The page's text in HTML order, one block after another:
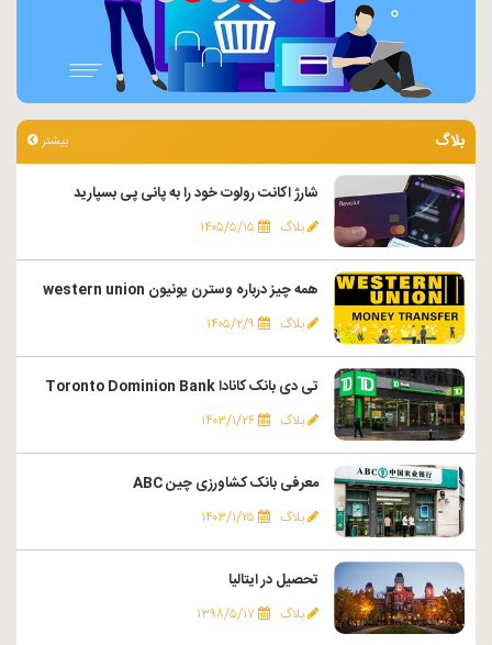
بلاگ بیشتر
شارژ اکانت رولوت خود را به پانی پی بسپارید
بلاگ ۱۴۰۵/۵/۱۵
همه چیز درباره وسترن یونیون western union
بلاگ ۱۴۰۵/۲/۹
تی دی بانک کانادا Toronto Dominion Bank
بلاگ ۱۴۰۳/۱/۲۶
معرفی بانک کشاورزی چین ABC
بلاگ ۱۴۰۳/۱/۲۵
تحصیل در ایتالیا
بلاگ ۱۳۹۸/۵/۱۷